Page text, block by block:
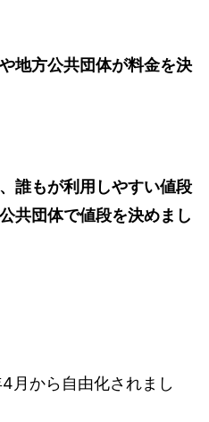
地方公共団体が料金を決
誰もが利用しやすい値段
共団体で値段を決めまし
月から自由化されまし